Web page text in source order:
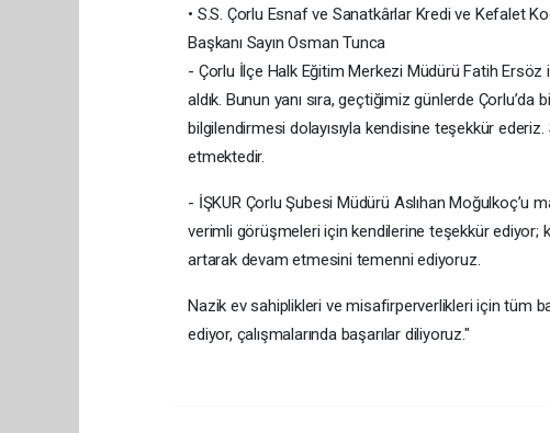
• S.S. Çorlu Esnaf ve Sanatkârlar Kredi ve Kefalet
Başkanı Sayın Osman Tunca
- Çorlu İlçe Halk Eğitim Merkezi Müdürü Fatih Ersöz
aldık. Bunun yanı sıra, geçtiğimiz günlerde
bilgilendirmesi dolayısıyla kendisine teşekkür
etmektedir.
- İŞKUR Çorlu Şubesi Müdürü Aslıhan Moğulkoç’u
verimli görüşmeleri için kendilerine teşekkür ediyor;
artarak devam etmesini temenni ediyoruz.
Nazik ev sahiplikleri ve misafirperverlikleri için tüm
ediyor, çalışmalarında başarılar diliyoruz."